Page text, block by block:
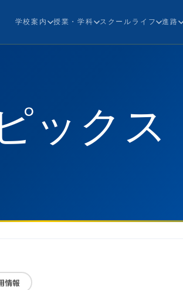
学校案内 授業・学科 スクールライフ 進路
ックス
情報